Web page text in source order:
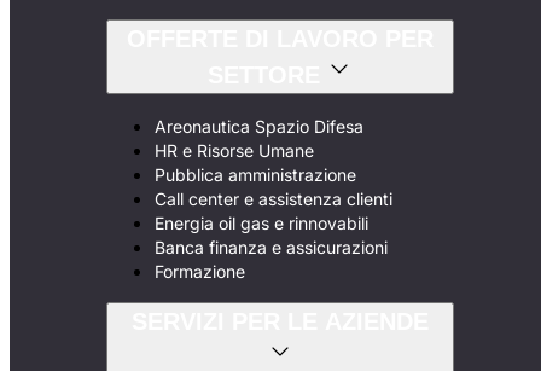
Areonautica Spazio Difesa
HR e Risorse Umane
Pubblica amministrazione
Call center e assistenza clienti
Energia oil gas e rinnovabili
Banca finanza e assicurazioni
Formazione